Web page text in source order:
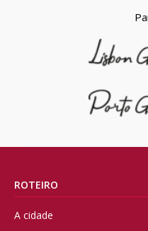
ROTEIRO
A cidade